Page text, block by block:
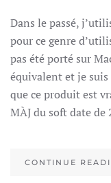
Dans le passé,
pour ce genre
pas été porté sur
équivalent et je
que ce produit est
MÀJ du soft date de
CONTINUE